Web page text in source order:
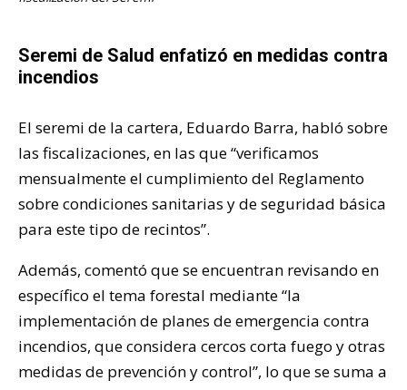
Seremi de Salud enfatizó en medidas contra
incendios
El seremi de la cartera, Eduardo Barra, habló sobre
las fiscalizaciones, en las que “verificamos
mensualmente el cumplimiento del Reglamento
sobre condiciones sanitarias y de seguridad básica
para este tipo de recintos”.
Además, comentó que se encuentran revisando en
específico el tema forestal mediante “la
implementación de planes de emergencia contra
incendios, que considera cercos corta fuego y otras
medidas de prevención y control”, lo que se suma a